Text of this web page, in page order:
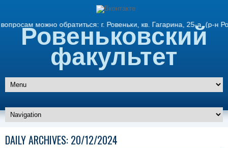
можно обратиться: г. Ровеньки, кв. Гагарина, 25-а. (р-н
Ровеньковский
факультет
DAILY ARCHIVES: 20/12/2024